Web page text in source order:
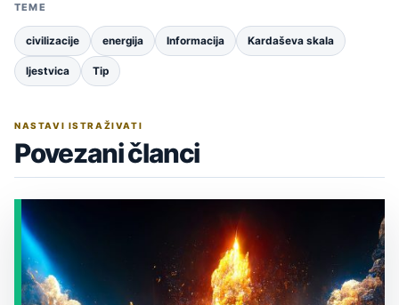
TEME
civilizacije energija Informacija Kardaševa skala
ljestvica Tip
NASTAVI ISTRAŽIVATI
Povezani članci